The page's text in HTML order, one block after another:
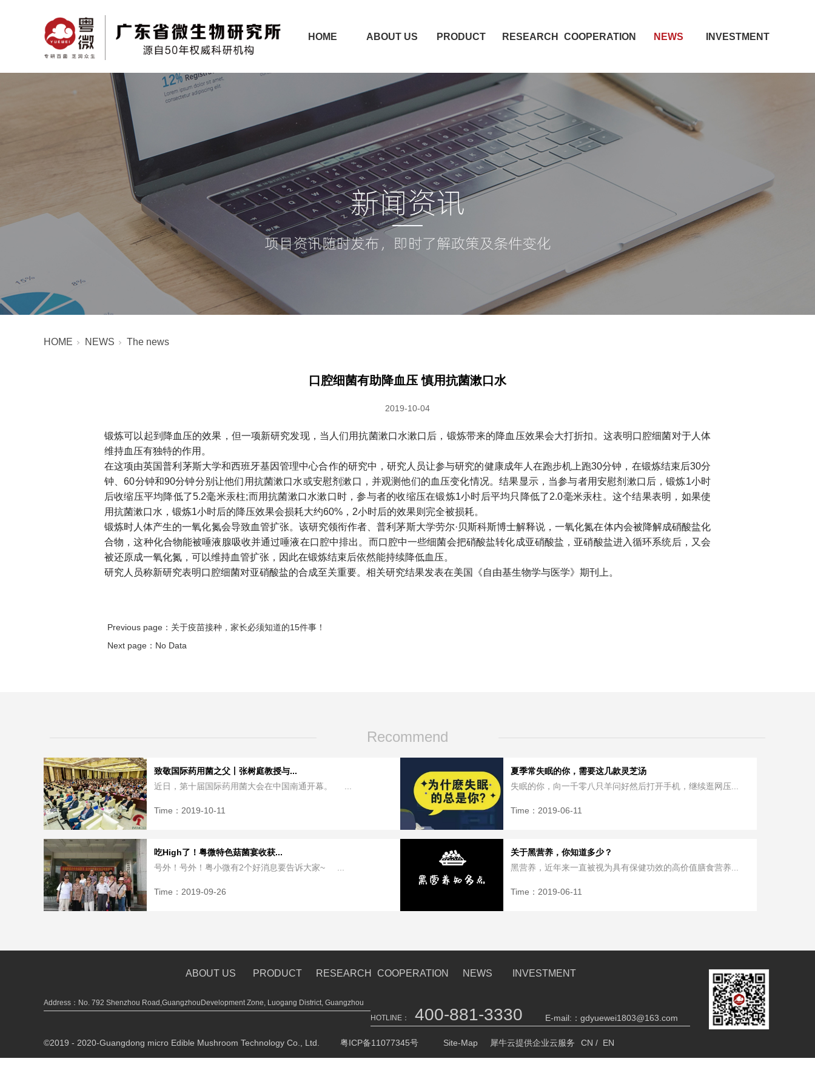
HOME ABOUT US PRODUCT RESEARCH COOPERATION NEWS INVESTMENT
HOME NEWS The news
口腔细菌有助降血压 慎用抗菌漱口水
2019-10-04
锻炼可以起到降血压的效果，但一项新研究发现，当人们用抗菌漱口水漱口后，锻炼带来的降血压效果会大打折扣。这表明口腔细菌对于人体
维持血压有独特的作用。
在这项由英国普利茅斯大学和西班牙基因管理中心合作的研究中，研究人员让参与研究的健康成年人在跑步机上跑30分钟，在锻炼结束后30分
钟、60分钟和90分钟分别让他们用抗菌漱口水或安慰剂漱口，并观测他们的血压变化情况。结果显示，当参与者用安慰剂漱口后，锻炼1小时
后收缩压平均降低了5.2毫米汞柱;而用抗菌漱口水漱口时，参与者的收缩压在锻炼1小时后平均只降低了2.0毫米汞柱。这个结果表明，如果使
用抗菌漱口水，锻炼1小时后的降压效果会损耗大约60%，2小时后的效果则完全被损耗。
锻炼时人体产生的一氧化氮会导致血管扩张。该研究领衔作者、普利茅斯大学劳尔·贝斯科斯博士解释说，一氧化氮在体内会被降解成硝酸盐化
合物，这种化合物能被唾液腺吸收并通过唾液在口腔中排出。而口腔中一些细菌会把硝酸盐转化成亚硝酸盐，亚硝酸盐进入循环系统后，又会
被还原成一氧化氮，可以维持血管扩张，因此在锻炼结束后依然能持续降低血压。
研究人员称新研究表明口腔细菌对亚硝酸盐的合成至关重要。相关研究结果发表在美国《自由基生物学与医学》期刊上。
Previous page： 关于疫苗接种，家长必须知道的15件事！
Next page： No Data
Recommend
致敬国际药用菌之父丨张树庭教授与...
近日，第十届国际药用菌大会在中国南通开幕。 ...
Time： 2019-10-11
夏季常失眠的你，需要这几款灵芝汤
失眠的你，向一千零八只羊问好然后打开手机，继续逛网压...
Time： 2019-06-11
吃High了！粤微特色菇菌宴收获...
号外！号外！粤小微有2个好消息要告诉大家~ ...
Time： 2019-09-26
关于黑营养，你知道多少？
黑营养，近年来一直被视为具有保健功效的高价值膳食营养...
Time： 2019-06-11
ABOUT US PRODUCT RESEARCH COOPERATION NEWS INVESTMENT
Address：No. 792 Shenzhou Road,GuangzhouDevelopment Zone, Luogang District, Guangzhou
HOTLINE：
400-881-3330 E-mail:：gdyuewei1803@163.com
©2019 - 2020-Guangdong micro Edible Mushroom Technology Co., Ltd. 粤ICP备11077345号 Site-Map 犀牛云提供企业云服务 CN / EN